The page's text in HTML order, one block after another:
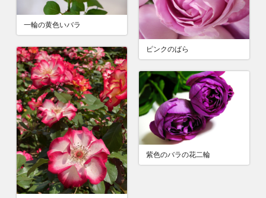
一輪の黄色いバラ
ピンクのばら
紫色のバラの花二輪